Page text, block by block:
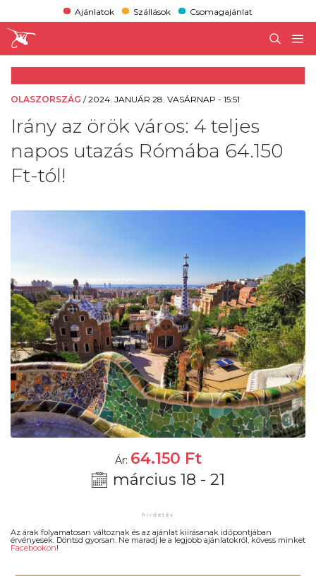
Ajánlatok Szállások Csomagajánlat
OLASZORSZÁG /2024. JANUÁR 28. VASÁRNAP - 15:51
Irány az örök város: 4 teljes
napos utazás Rómába 64.150
Ft-tól!
Ár: 64.150 Ft
március 18 - 21
Az árak folyamatosan változnak és az ajánlat kiírásanak időpontjában
érvényesek. Döntsd gyorsan. Ne maradj le a legjobb ajánlatokról, kövess minket
Facebookon!